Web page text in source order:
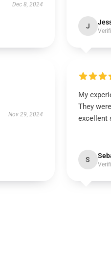
Dec 8, 2024
J
Nov 29, 2024
My
They
excellent
S